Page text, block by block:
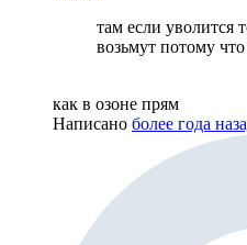
там если уволится
возьмут потому
как в озоне прям
Написано более года